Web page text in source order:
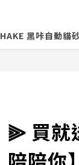
HAKE 黑咔自動貓
⫸ 買就